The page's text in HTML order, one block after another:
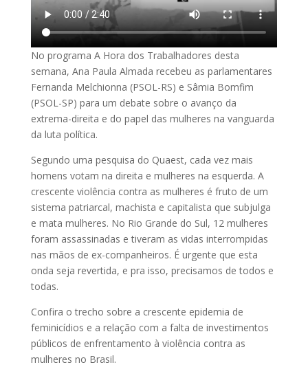
No programa A Hora dos Trabalhadores desta
semana, Ana Paula Almada recebeu as parlamentares
Fernanda Melchionna (PSOL-RS) e Sâmia Bomfim
(PSOL-SP) para um debate sobre o avanço da
extrema-direita e do papel das mulheres na vanguarda
da luta política.
Segundo uma pesquisa do Quaest, cada vez mais
homens votam na direita e mulheres na esquerda. A
crescente violência contra as mulheres é fruto de um
sistema patriarcal, machista e capitalista que subjulga
e mata mulheres. No Rio Grande do Sul, 12 mulheres
foram assassinadas e tiveram as vidas interrompidas
nas mãos de ex-companheiros. É urgente que esta
onda seja revertida, e pra isso, precisamos de todos e
todas.
Confira o trecho sobre a crescente epidemia de
feminicídios e a relação com a falta de investimentos
públicos de enfrentamento à violência contra as
mulheres no Brasil.